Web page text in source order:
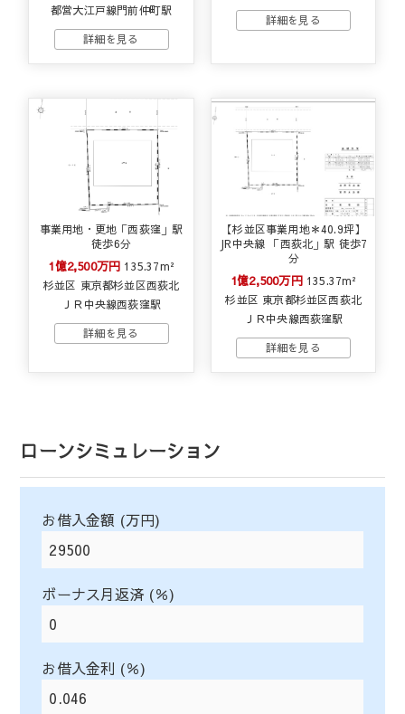
都営大江戸線門前仲町駅
事業用地・更地「西荻窪」駅
徒歩6分
1億2,500万円 135.37m²
杉並区 東京都杉並区西荻北
ＪＲ中央線西荻窪駅
【杉並区事業用地＊40.9坪】
JR中央線 「西荻北」駅 徒歩7
分
1億2,500万円 135.37m²
杉並区 東京都杉並区西荻北
ＪＲ中央線西荻窪駅
ローンシミュレーション
お借入金額 (万円)
ボーナス月返済 (％)
お借入金利 (％)